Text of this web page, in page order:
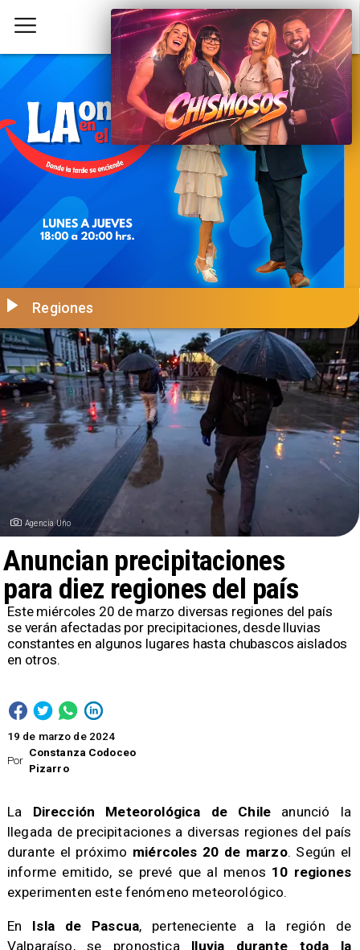
Agencia Uno
Por
Constanza Codoceo
Pizarro
Anuncian precipitaciones
para diez regiones del país
Regiones
19 de marzo de 2024
Este miércoles 20 de marzo diversas regiones del país
se verán afectadas por precipitaciones, desde lluvias
constantes en algunos lugares hasta chubascos aislados
en otros.
​La Dirección Meteorológica de Chile anunció la
llegada de precipitaciones a diversas regiones del país
durante el próximo miércoles 20 de marzo. Según el
informe emitido, se prevé que al menos 10 regiones
experimenten este fenómeno meteorológico.
​En Isla de Pascua, perteneciente a la región de
Valparaíso, se pronostica lluvia durante toda la